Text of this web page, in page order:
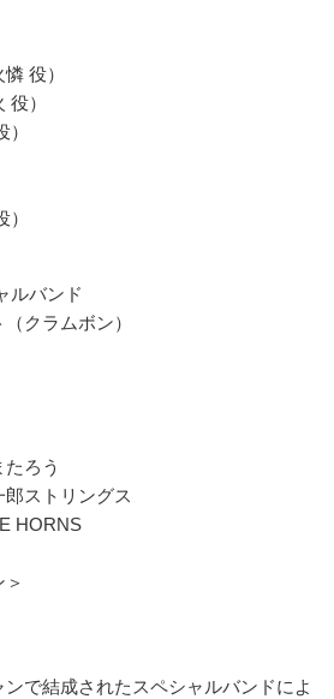
役）
）
ルバンド
クラムボン）
ろう
ストリングス
HORNS
ンで結成されたスペシャルバンドによ